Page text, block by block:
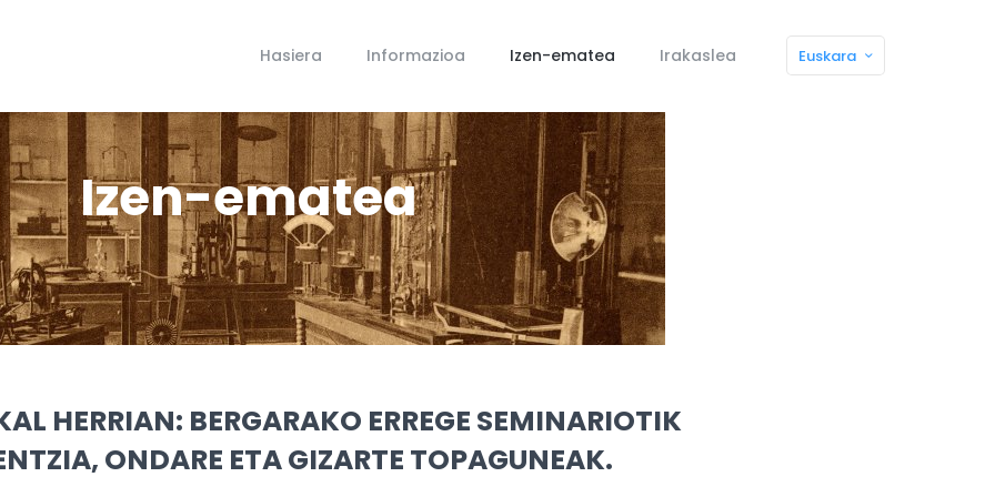
Hasiera Informazioa Izen-ematea Irakaslea Euskara
Izen-ematea
HERRIAN: BERGARAKO ERREGE SEMINARIOTIK
ONDARE ETA GIZARTE TOPAGUNEAK.